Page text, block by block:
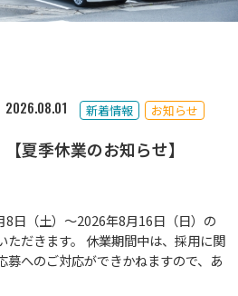
2026.08.01 新着情報 お知らせ
【夏季休業のお知らせ】
日（土）～2026年8月16日（日）の
ただきます。 休業期間中は、採用に関
募へのご対応ができかねますので、あ